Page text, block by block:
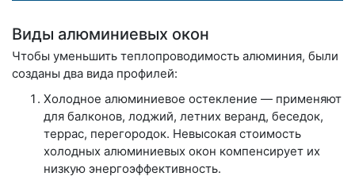
Виды алюминиевых окон
Чтобы уменьшить теплопроводимость алюминия, были
созданы два вида профилей:
Холодное алюминиевое остекление — применяют
для балконов, лоджий, летних веранд, беседок,
террас, перегородок. Невысокая стоимость
холодных алюминиевых окон компенсирует их
низкую энергоэффективность.